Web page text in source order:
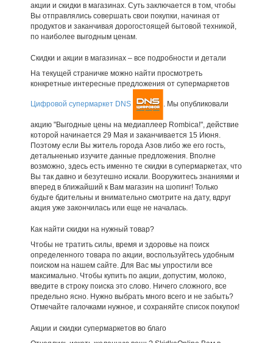
акции и скидки в магазинах. Суть заключается в том, чтобы
Вы отправлялись совершать свои покупки, начиная от
продуктов и заканчивая дорогостоящей бытовой техникой,
по наиболее выгодным ценам.
Скидки и акции в магазинах – все подробности и детали
На текущей страничке можно найти просмотреть
конкретные интересные предложения от супермаркетов
Цифровой супермаркет DNS . Мы опубликовали
акцию "Выгодные цены на медиаплеер Rombica!", действие
которой начинается 29 Мая и заканчивается 15 Июня.
Поэтому если Вы житель города Азов либо же его гость,
детальненько изучите данные предложения. Вполне
возможно, здесь есть именно те скидки в супермаркетах, что
Вы так давно и безутешно искали. Вооружитесь знаниями и
вперед в ближайший к Вам магазин на шопинг! Только
будьте бдительны и внимательно смотрите на дату, вдруг
акция уже закончилась или еще не началась.
Как найти скидки на нужный товар?
Чтобы не тратить силы, время и здоровье на поиск
определенного товара по акции, воспользуйтесь удобным
поиском на нашем сайте. Для Вас мы упростили все
максимально. Чтобы купить по акции, допустим, молоко,
введите в строку поиска это слово. Ничего сложного, все
предельно ясно. Нужно выбрать много всего и не забыть?
Отмечайте галочками нужное, и сохраняйте список покупок!
Акции и скидки супермаркетов во благо